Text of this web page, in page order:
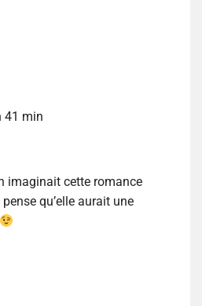
41 min
imaginait cette romance
qu’elle aurait une